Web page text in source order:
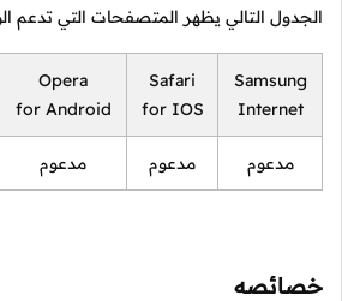
الجدول التالي يظهر المتصفحات التي تدعم
Opera
for Android
Safari
for IOS
Samsung
Internet
مدعوم مدعوم مدعوم
خصائصه